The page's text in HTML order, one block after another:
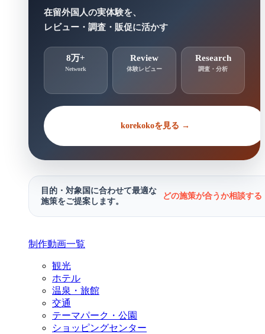
在留外国人の実体験を、
レビュー・調査・販促に活かす
8万+
Network
Review
体験レビュー
Research
調査・分析
korekokoを見る →
目的・対象国に合わせて最適な
施策をご提案します。
どの施策が合うか相談す
制作動画一覧
観光
ホテル
温泉・旅館
交通
テーマパーク・公園
ショッピングセンター